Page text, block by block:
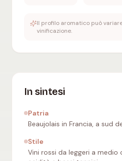
Il profilo aromatico può
vinificazione.
In sintesi
Patria
Beaujolais in Francia, a sud
Stile
Vini rossi da leggeri a